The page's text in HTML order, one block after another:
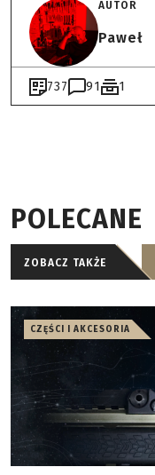
AUTOR
Paweł
737 91 1
POLECANE
ZOBACZ TAKŻE
CZĘŚCI I AKCESORIA